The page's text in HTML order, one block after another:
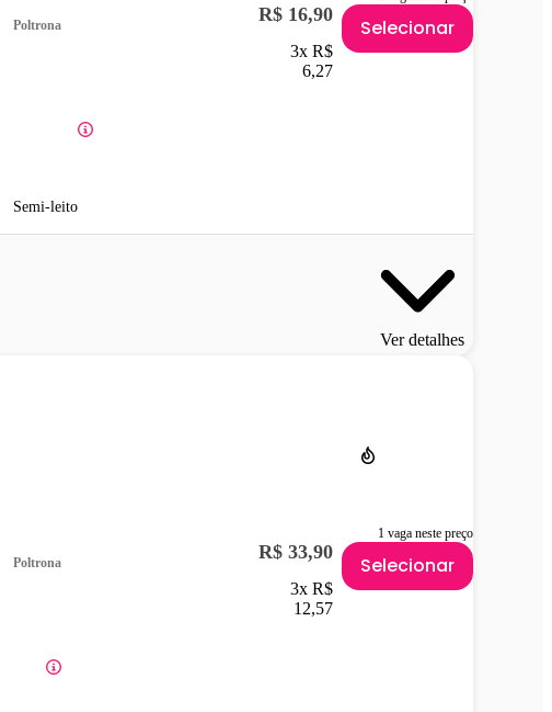
Poltrona
Semi-leito
R$ 16,90
3x R$
6,27
Selecionar
Ver detalhes
1 vaga neste preço
Poltrona R$ 33,90
3x R$
12,57
Selecionar